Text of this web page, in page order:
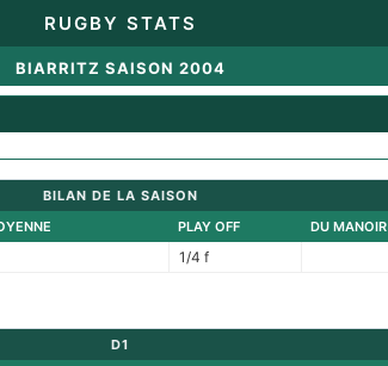
RUGBY STATS
BIARRITZ SAISON 2004
BILAN DE LA SAISON
PLAY OFF DU MANOIR
1/4 f
D1